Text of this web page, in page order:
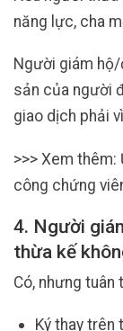
năng lực, cha
Người giám
sản của người
giao dịch phải
>>> Xem
công chứng
4. Người
thừa kế
Có, nhưng tuân
Ký thay trên